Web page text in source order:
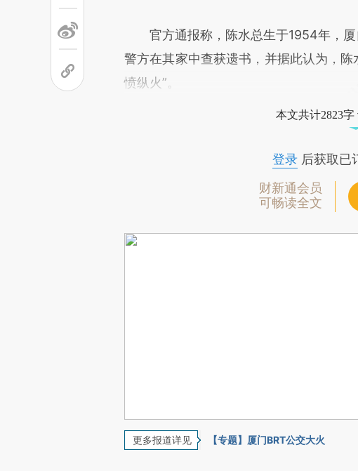
官方通报称，陈水总生于1954年，厦
警方在其家中查获遗书，并据此认为，
愤纵火”。
本文共计2823
登录后获取已
财新通会员
可畅读全文
更多报道详见 【专题】厦门BRT公交大火